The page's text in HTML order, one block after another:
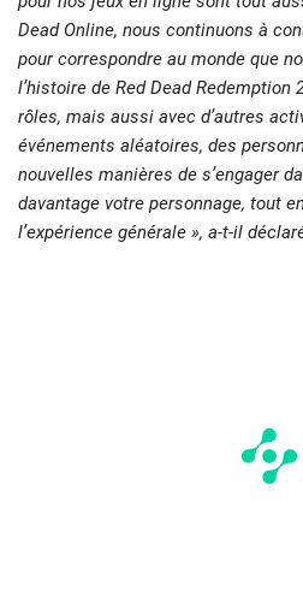
Dead Online, nous continuons à
pour correspondre au monde que
l’histoire de Red Dead Redemption
rôles, mais aussi avec d’autres
événements aléatoires, des
nouvelles manières de s’engager
davantage votre personnage, tout
l’expérience générale », a-t-il